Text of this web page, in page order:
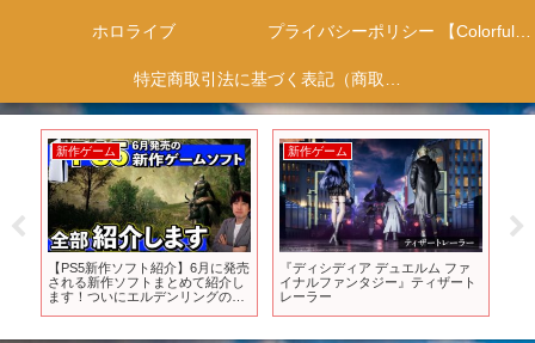
ホロライブ プライバシーポリシー 【Colorful Creation】
特定商取引法に基づく表記（商取引に関する開示）
新作ゲーム
【PS5新作ソフト紹介】6月に発売
される新作ソフトまとめて紹介し
ます！ついにエルデンリングの
新作ゲーム
『ディシディア デュエルム ファ
イナルファンタジー』ティザート
レーラー